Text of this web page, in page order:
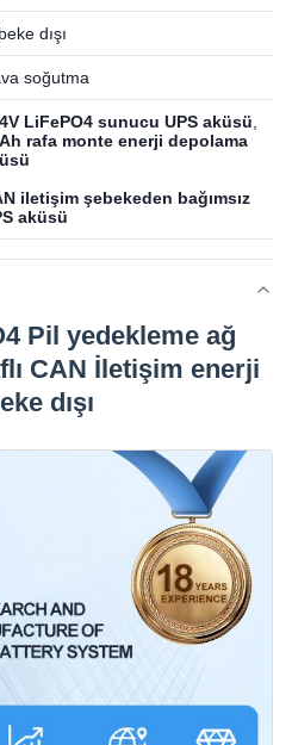
dışı
soğutma
LiFePO4 sunucu UPS aküsü
rafa monte enerji depolama
iletişim şebekeden bağımsız
aküsü
Pil yedekleme ağ
CAN İletişim enerji
dışı